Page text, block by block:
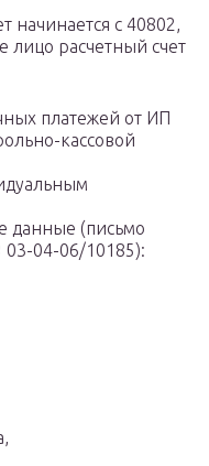
начинается с 40802,
лицо расчетный счет
платежей от ИП
кассовой
данные (письмо
04-06/10185):